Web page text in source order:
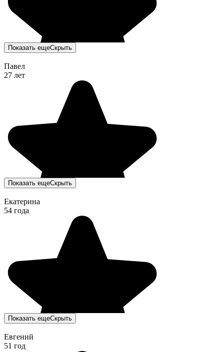
Показать ещеСкрыть
Павел
27 лет
Показать ещеСкрыть
Екатерина
54 года
Показать ещеСкрыть
Евгений
51 год